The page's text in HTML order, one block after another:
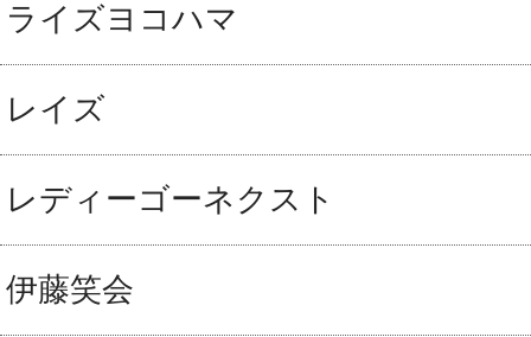
ライズヨコハマ
レイズ
レディーゴーネクスト
伊藤笑会